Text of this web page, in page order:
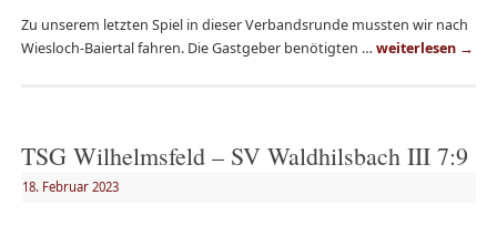
Zu unserem letzten Spiel in dieser Verbandsrunde mussten wir nach
Wiesloch-Baiertal fahren. Die Gastgeber benötigten … weiterlesen →
TSG Wilhelmsfeld – SV Waldhilsbach III 7:9
18. Februar 2023